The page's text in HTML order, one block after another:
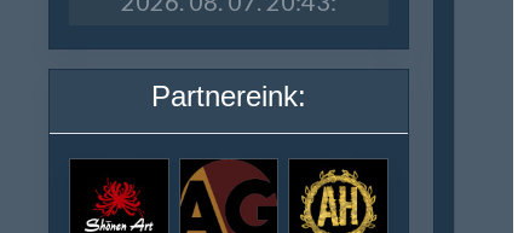
Partnereink: